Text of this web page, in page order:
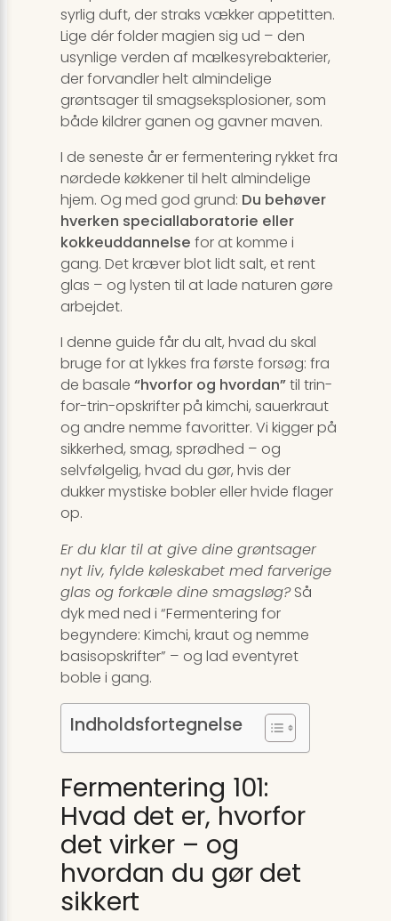
syrlig duft, der straks vækker appetitten.
Lige dér folder magien sig ud – den
usynlige verden af mælkesyrebakterier,
der forvandler helt almindelige
grøntsager til smagseksplosioner, som
både kildrer ganen og gavner maven.
I de seneste år er fermentering rykket fra
nørdede køkkener til helt almindelige
hjem. Og med god grund: Du behøver
hverken speciallaboratorie eller
kokkeuddannelse for at komme i
gang. Det kræver blot lidt salt, et rent
glas – og lysten til at lade naturen gøre
arbejdet.
I denne guide får du alt, hvad du skal
bruge for at lykkes fra første forsøg: fra
de basale “hvorfor og hvordan”til trin-
for-trin-opskrifter på kimchi, sauerkraut
og andre nemme favoritter. Vi kigger på
sikkerhed, smag, sprødhed – og
selvfølgelig, hvad du gør, hvis der
dukker mystiske bobler eller hvide flager
op.
Er du klar til at give dine grøntsager
nyt liv, fylde køleskabet med farverige
glas og forkæle dine smagsløg?Så
dyk med ned i “Fermentering for
begyndere: Kimchi, kraut og nemme
basisopskrifter” – og lad eventyret
boble i gang.
Indholdsfortegnelse
Fermentering 101:
Hvad det er, hvorfor
det virker – og
hvordan du gør det
sikkert